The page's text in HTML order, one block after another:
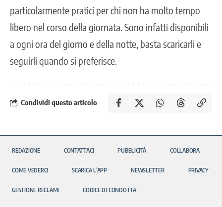
particolarmente pratici per chi non ha molto tempo
libero nel corso della giornata. Sono infatti disponibili
a ogni ora del giorno e della notte, basta scaricarli e
seguirli quando si preferisce.
Condividi questo articolo
REDAZIONE CONTATTACI PUBBLICITÀ COLLABORA
COME VEDERCI SCARICA L’APP NEWSLETTER PRIVACY
GESTIONE RECLAMI CODICE DI CONDOTTA